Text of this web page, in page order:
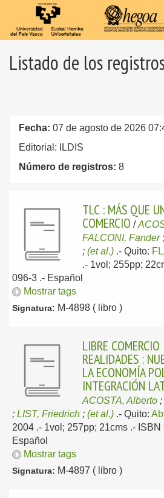
Listado de los
Fecha: 07 de agosto de 2026
Editorial: ILDIS
Número de registros: 8
TLC : MÁS QUE
COMERCIO /
FALCONI, Fander;
; (et al.) .- Quito:
.- 1vol; 255pp;
096-3 .- Español
Mostrar tags
Signatura: M-4898 ( libro )
LIBRE
REALIDADES :
LA ECONOMÍA
INTEGRACIÓN
ACOSTA, Alberto ;
; LIST, Friedrich ; (et al.) .- Quito:
2004 .- 1vol; 257pp; 21cms .-
Español
Mostrar tags
Signatura: M-4897 ( libro )